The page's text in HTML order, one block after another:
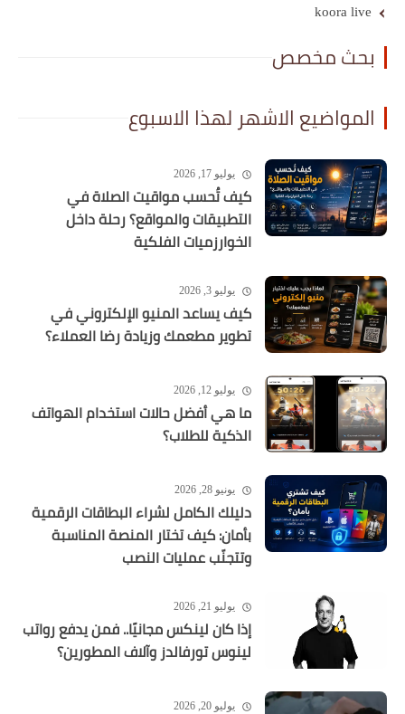
koora live
بحث مخصص
المواضيع الاشهر لهذا الاسبوع
يوليو 17, 2026
كيف تُحسب مواقيت الصلاة في
التطبيقات والمواقع؟ رحلة داخل
الخوارزميات الفلكية
يوليو 3, 2026
كيف يساعد المنيو الإلكتروني في
تطوير مطعمك وزيادة رضا العملاء؟
يوليو 12, 2026
ما هي أفضل حالات استخدام الهواتف
الذكية للطلاب؟
يونيو 28, 2026
دليلك الكامل لشراء البطاقات الرقمية
بأمان: كيف تختار المنصة المناسبة
وتتجنّب عمليات النصب
يوليو 21, 2026
إذا كان لينكس مجانيًا.. فمن يدفع رواتب
لينوس تورفالدز وآلاف المطورين؟
يوليو 20, 2026